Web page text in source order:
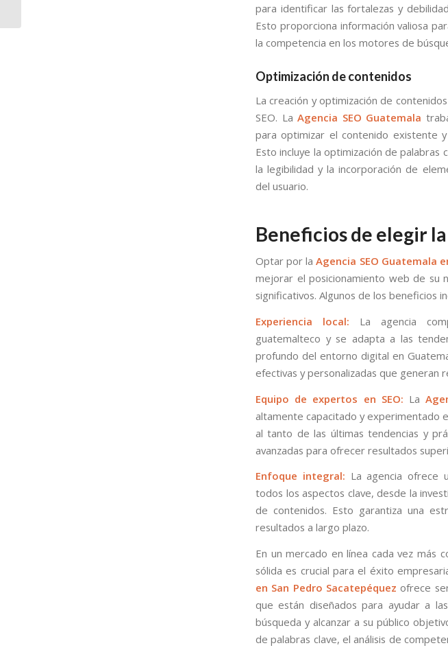
para identificar las fortalezas y
Esto proporciona información valiosa
la competencia en los motores de
Optimización de contenidos
La creación y optimización de
SEO. LaAgencia SEO Guatemala
para optimizar el contenido existente
Esto incluye la optimización de palabras
la legibilidad y la incorporación de
del usuario.
Beneficios de elegir
Optar por laAgencia SEO Guatemala
mejorar el posicionamiento web de su
significativos. Algunos de los beneficios
Experiencia local: La agencia
guatemalteco y se adapta a las
profundo del entorno digital en
efectivas y personalizadas que generan
Equipo de expertos en SEO: La
altamente capacitado y experimentado
al tanto de las últimas tendencias y
avanzadas para ofrecer resultados
Enfoque integral: La agencia ofrece
todos los aspectos clave, desde la
de contenidos. Esto garantiza una
resultados a largo plazo.
En un mercado en línea cada vez más
sólida es crucial para el éxito
en San Pedro Sacatepéquez ofrece
que están diseñados para ayudar a
búsqueda y alcanzar a su público
de palabras clave, el análisis de